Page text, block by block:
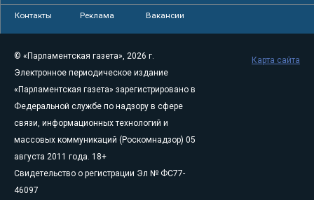
Контакты Реклама Вакансии
© «Парламентская газета», 2026 г.
Электронное периодическое издание
«Парламентская газета» зарегистрировано в
Федеральной службе по надзору в сфере
связи, информационных технологий и
массовых коммуникаций (Роскомнадзор) 05
августа 2011 года. 18+
Свидетельство о регистрации Эл № ФС77-
46097
Карта сайта